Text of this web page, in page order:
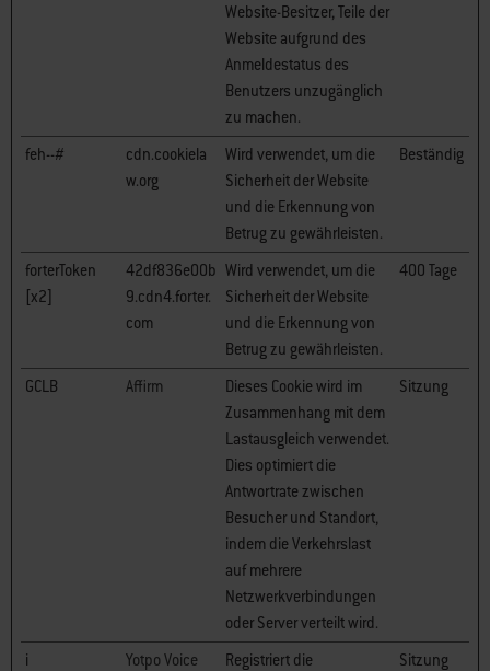
Website-Besitzer, Teile der
Website aufgrund des
Anmeldestatus des
Benutzers unzugänglich
zu machen.
feh--#
cdn.cookiela
w.org
Wird verwendet, um die
Sicherheit der Website
und die Erkennung von
Betrug zu gewährleisten.
Beständig
forterToken
[x2]
42df836e00b
9.cdn4.forter.
com
Wird verwendet, um die
Sicherheit der Website
und die Erkennung von
Betrug zu gewährleisten.
400 Tage
GCLB Affirm
Dieses Cookie wird im
Zusammenhang mit dem
Lastausgleich verwendet.
Dies optimiert die
Antwortrate zwischen
Besucher und Standort,
indem die Verkehrslast
auf mehrere
Netzwerkverbindungen
oder Server verteilt wird.
Sitzung
i Yotpo Voice
Registriert die
Sitzung